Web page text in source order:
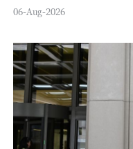
06-Aug-2026